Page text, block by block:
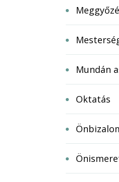
Mundán
Oktatás